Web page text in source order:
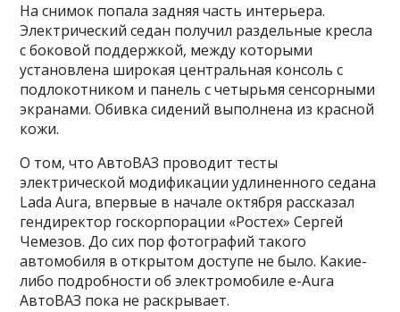
На снимок попала задняя часть интерьера.
Электрический седан получил раздельные кресла
с боковой поддержкой, между которыми
установлена широкая центральная консоль с
подлокотником и панель с четырьмя сенсорными
экранами. Обивка сидений выполнена из красной
кожи.
О том, что АвтоВАЗ проводит тесты
электрической модификации удлиненного седана
Lada Aura, впервые в начале октября рассказал
гендиректор госкорпорации «Ростех» Сергей
Чемезов. До сих пор фотографий такого
автомобиля в открытом доступе не было. Какие-
либо подробности об электромобиле e-Aura
АвтоВАЗ пока не раскрывает.